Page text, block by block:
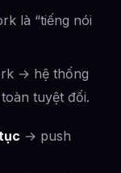
là “tiếng nói
→ hệ thống
tuyệt đối.
→ push